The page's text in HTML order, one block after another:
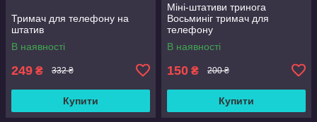
Тримач для телефону на
штатив
В наявності
249 ₴ 332 ₴
Купити
Міні-штативи тринога
Восьминіг тримач для
телефону
В наявності
150 ₴ 200 ₴
Купити